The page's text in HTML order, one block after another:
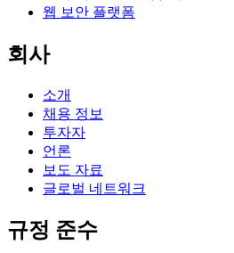
웹 보안 플랫폼
회사
소개
채용 정보
투자자
언론
보도 자료
글로벌 네트워크
규정 준수